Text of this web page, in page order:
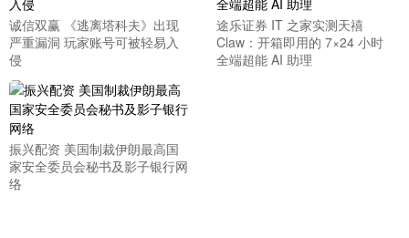
诚信双赢 《逃离塔科夫》出现
严重漏洞 玩家账号可被轻易入
侵
途乐证券 IT 之家实测天禧
Claw：开箱即用的 7×24 小时
全端超能 AI 助理
振兴配资 美国制裁伊朗最高国
家安全委员会秘书及影子银行网
络